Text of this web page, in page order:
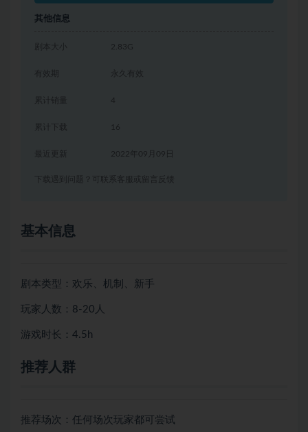
其他信息
剧本大小 2.83G
有效期 永久有效
累计销量 4
累计下载 16
2022年09月09日
下载遇到问题？可联系客服或留言反馈
基本信息
剧本类型：欢乐、机制、新手
玩家人数：8-20人
游戏时长：4.5h
推荐人群
推荐场次：任何场次玩家都可尝试